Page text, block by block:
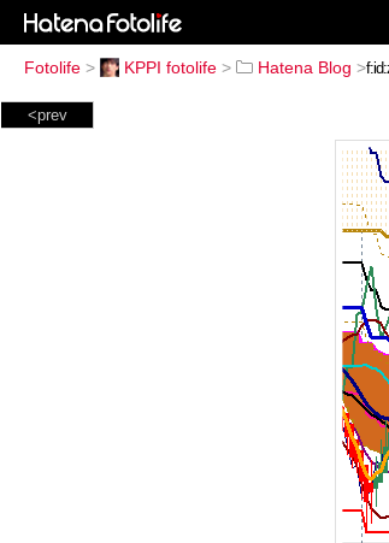
Fotolife > KPPI fotolife > Hatena Blog >
<prev